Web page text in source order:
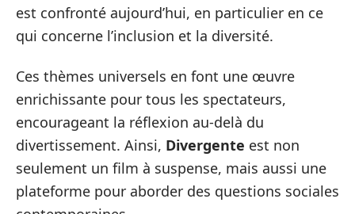
est confronté aujourd’hui, en particulier en ce
qui concerne l’inclusion et la diversité.
Ces thèmes universels en font une œuvre
enrichissante pour tous les spectateurs,
encourageant la réflexion au-delà du
divertissement. Ainsi, Divergente est non
seulement un film à suspense, mais aussi une
plateforme pour aborder des questions sociales